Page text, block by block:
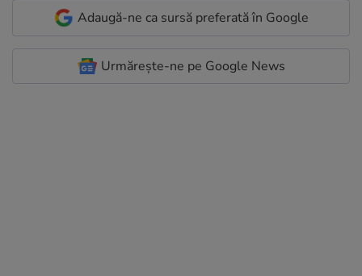
Adaugă-ne ca sursă preferată în Google
Urmărește-ne pe Google News